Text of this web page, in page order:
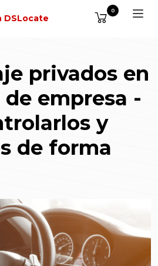
DSLocate
0
privados en
empresa -
y
de forma